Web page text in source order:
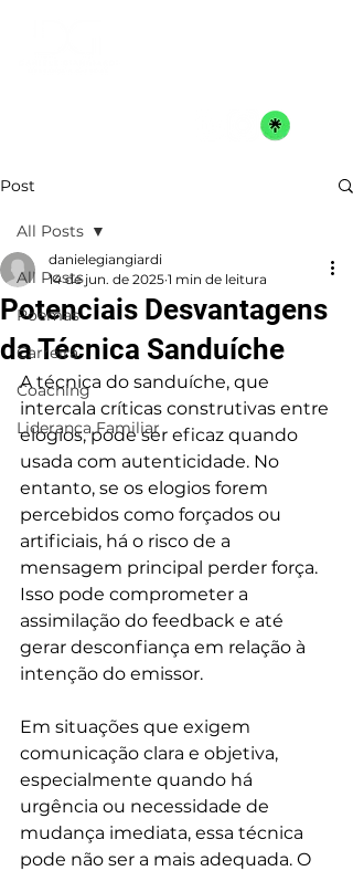
Post
All Posts
Poemas
Carreira
Coaching
Liderança Familiar
All Posts
Potenciais Desvantagens
da Técnica Sanduíche
danielegiangiardi
14 de jun. de 2025 1 min de leitura
A técnica do sanduíche, que
intercala críticas construtivas entre
elogios, pode ser eficaz quando
usada com autenticidade. No
entanto, se os elogios forem
percebidos como forçados ou
artificiais, há o risco de a
mensagem principal perder força.
Isso pode comprometer a
assimilação do feedback e até
gerar desconfiança em relação à
intenção do emissor.
Em situações que exigem
comunicação clara e objetiva,
especialmente quando há
urgência ou necessidade de
mudança imediata, essa técnica
pode não ser a mais adequada. O